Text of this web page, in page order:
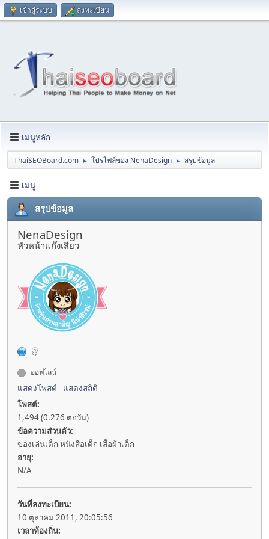
เข้าสู่ระบบ ลงทะเบียน
เมนูหลัก
ThaiSEOBoard.com ► โปรไฟล์ของ NenaDesign ► สรุปข้อมูล
เมนู
สรุปข้อมูล
NenaDesign
หัวหน้าแก๊งเสียว
ออฟไลน์
แสดงโพสต์
แสดงสถิติ
โพสต์:
1,494 (0.276 ต่อวัน)
ข้อความส่วนตัว:
ของเล่นเด็ก หนังสือเด็ก เสื้อผ้าเด็ก
อายุ:
N/A
วันที่ลงทะเบียน:
10 ตุลาคม 2011, 20:05:56
เวลาท้องถิ่น: